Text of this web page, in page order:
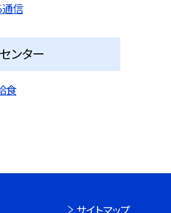
通信
ンター
食
サイトマップ